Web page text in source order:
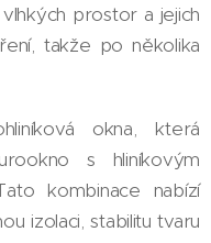
prostor a jejich
takže po několika
okna, která
s hliníkovým
kombinace nabízí
izolaci, stabilitu tvaru